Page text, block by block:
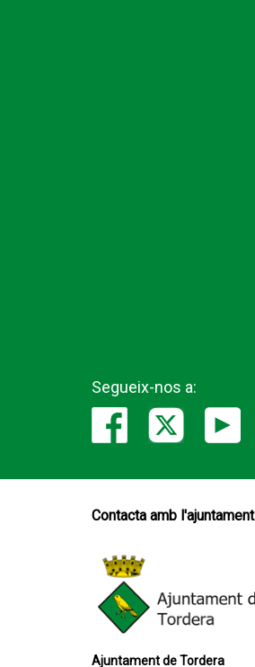
Segueix-nos a:
Contacta amb l'ajuntament
Ajuntament de Tordera